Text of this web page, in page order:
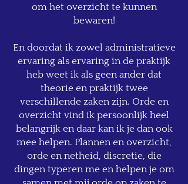
om het overzicht te kunnen
bewaren!
En doordat ik zowel administratieve
ervaring als ervaring in de praktijk
heb weet ik als geen ander dat
theorie en praktijk twee
verschillende zaken zijn. Orde en
overzicht vind ik persoonlijk heel
belangrijk en daar kan ik je dan ook
mee helpen. Plannen en overzicht,
orde en netheid, discretie, die
dingen typeren me en helpen je om